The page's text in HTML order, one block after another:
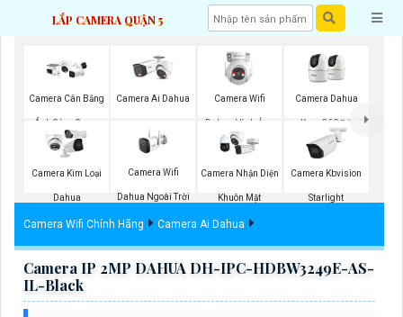
LẮP CAMERA QUẬN 5
Camera Cân Bằng
Ánh Sáng Super
Adapt
Camera Ai Dahua Camera Wifi
Dahua Hình Ảnh
3K
Camera Dahua
Xoay 360 Độ
Camera Kim Loại
Dahua
Camera Wifi
Dahua Ngoài Trời
Camera Nhận Diện
Khuôn Mặt
Camera Kbvision
Starlight
Camera Wifi Chính Hãng Camera Ai Dahua
Camera IP 2MP DAHUA DH-IPC-HDBW3249E-AS-
IL-Black